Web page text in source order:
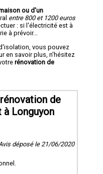
ou d'un
entre 800 et 1200 euros
: si l'électricité est à
à prévoir...
vous pouvez
en savoir plus, n'hésitez
rénovation de
de
Longuyon
déposé le 21/06/2020